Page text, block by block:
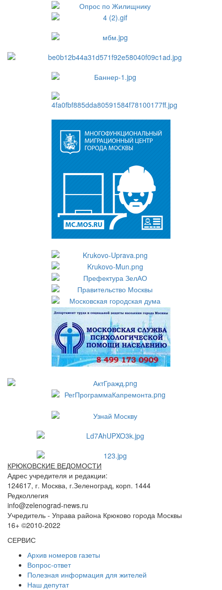
КРЮКОВСКИЕ ВЕДОМОСТИ
Адрес учредителя и редакции:
124617, г. Москва, г.Зеленоград, корп. 1444
Редколлегия
info@zelenograd-news.ru
Учредитель - Управа района Крюково города Москвы
16+ ©2010-2022
СЕРВИС
Архив номеров газеты
Вопрос-ответ
Полезная информация для жителей
Наш депутат